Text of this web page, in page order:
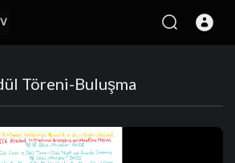
Töreni-Buluşma